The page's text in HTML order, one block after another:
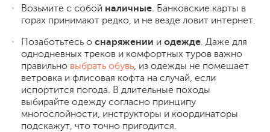
Возьмите с собой наличные. Банковские карты в
горах принимают редко, и не везде ловит интернет.
Позаботьтесь о снаряжении и одежде. Даже для
однодневных треков и комфортных туров важно
правильно выбрать обувь, из одежды не помешает
ветровка и флисовая кофта на случай, если
испортится погода. В длительные походы
выбирайте одежду согласно принципу
многослойности, инструкторы и координаторы
подскажут, что точно пригодится.